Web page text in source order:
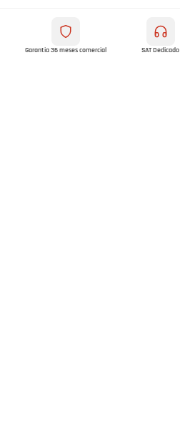
Garantia 36 meses comercial SAT Dedicado